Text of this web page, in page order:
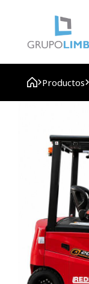
Productos